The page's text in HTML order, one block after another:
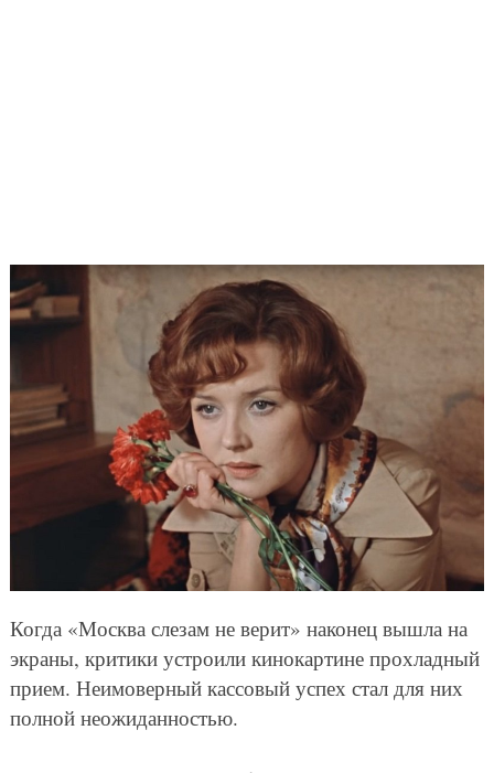
Когда «Москва слезам не верит» наконец вышла на
экраны, критики устроили кинокартине прохладный
прием. Неимоверный кассовый успех стал для них
полной неожиданностью.